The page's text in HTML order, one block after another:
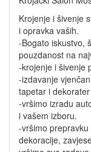
Krojenje i šivenje
i opravka vaših.
-Bogato iskustvo,
pouzdanost na
-krojenje i šivenje
-izdavanje
tapetar i dekorater
-vršimo izradu
i vašem izboru.
-vršimo
dekoracije,